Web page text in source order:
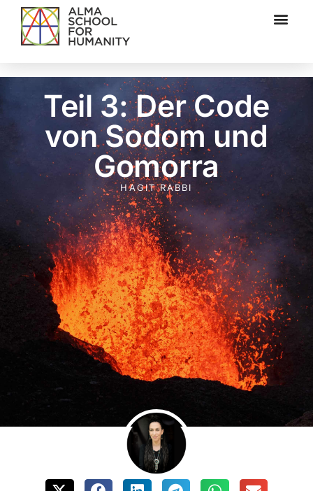
Teil 3: Der Code
von Sodom und
Gomorra
HAGIT RABBI